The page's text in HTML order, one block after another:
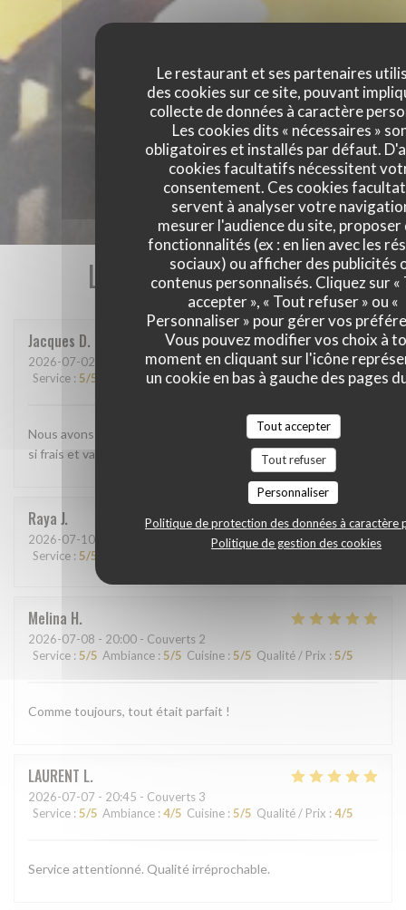
Le restaurant et ses partenaires
des cookies sur ce site, pouvant
collecte de données à caractère
Les cookies dits « nécessaires »
obligatoires et installés par défaut.
cookies facultatifs nécessitent
consentement. Ces cookies
servent à analyser votre
mesurer l'audience du site, proposer
fonctionnalités (ex : en lien avec les
sociaux) ou afficher des publicités
contenus personnalisés. Cliquez sur «
accepter », « Tout refuser » ou «
Personnaliser » pour gérer vos
Vous pouvez modifier vos choix à
moment en cliquant sur l'icône
un cookie en bas à gauche des pages
Tout accepter
Tout refuser
Personnaliser
Politique de protection des données à caractère
Politique de gestion des cookies
Les avis de nos clients
Jacques D
2026-07-02 - 19:00 - Couverts 2
Service : 5/5 Ambiance: 4/5 Cuisine: 5/5 Qualité / Prix:5/5
Nous avons beaucoup aimé le shashimi Akasaka. Les poissons
si frais et variés étaient absolument délicieux
Raya J
2026-07-10
Service : 5/5
Melina H
2026-07-08 - 20:00 - Couverts 2
Service : 5/5 Ambiance : 5/5 Cuisine : 5/5 Qualité / Prix : 5/5
Comme toujours, tout était parfait !
LAURENT L
2026-07-07 - 20:45 - Couverts 3
Service : 5/5 Ambiance : 4/5 Cuisine : 5/5 Qualité / Prix : 4/5
Service attentionné. Qualité irréprochable.